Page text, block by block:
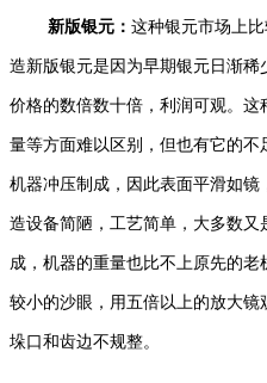
新版银元： 这种银元市场上
造新版银元是因为早期银元日渐
价格的数倍数十倍，利润可观。
量等方面难以区别，但也有它的
机器冲压制成，因此表面平滑如镜
造设备简陋，工艺简单，大多数又
成，机器的重量也比不上原先的
较小的沙眼，用五倍以上的放大
垛口和齿边不规整。